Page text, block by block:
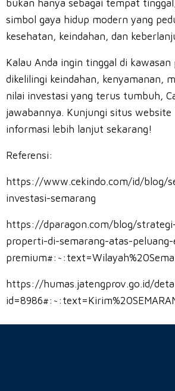
bukan hanya sebagai tempat
simbol gaya hidup modern yang
kesehatan, keindahan, dan
Kalau Anda ingin tinggal di
dikelilingi keindahan, kenyamanan,
nilai investasi yang terus tumbuh,
jawabannya. Kunjungi situs
informasi lebih lanjut sekarang!
Referensi:
https://www.cekindo.com/id/blog/
investasi-semarang
https://dparagon.com/blog/
properti-di-semarang-atas-
https://humas.jatengprov.go.id/